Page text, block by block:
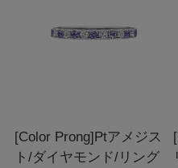
[Color Prong]Ptアメジス
ト/ダイヤモンド/リング